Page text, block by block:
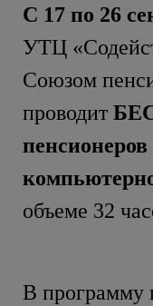
С 17 по 26
УТЦ
Союзом
проводит
пенсионеров
объеме 32
В программу